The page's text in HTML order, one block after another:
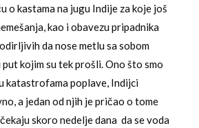
o kastama na jugu Indije za koje još
kao i obavezu pripadnika
da nose metlu sa sobom
kojim su tek prošli. Ono što smo
katastrofama poplave, Indijci
a jedan od njih je pričao o tome
skoro nedelje dana da se voda